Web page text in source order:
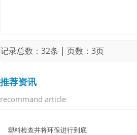
记录总数：32条 | 页数：3页
推荐资讯
recommand article
塑料检查井将环保进行到底